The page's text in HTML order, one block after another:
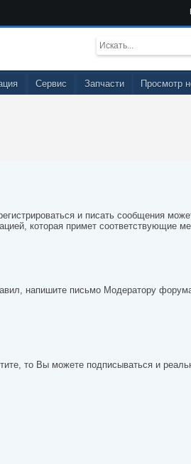
Просмотр
Запчасти
Сервис
и писать сообщения
которая примет соответствующие
напишите письмо Модератору
то Вы можете подписываться и